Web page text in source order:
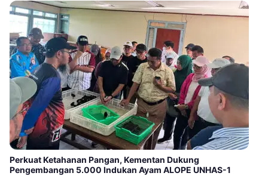
Perkuat Ketahanan Pangan, Kementan Dukung
Pengembangan 5.000 Indukan Ayam ALOPE UNHAS-1